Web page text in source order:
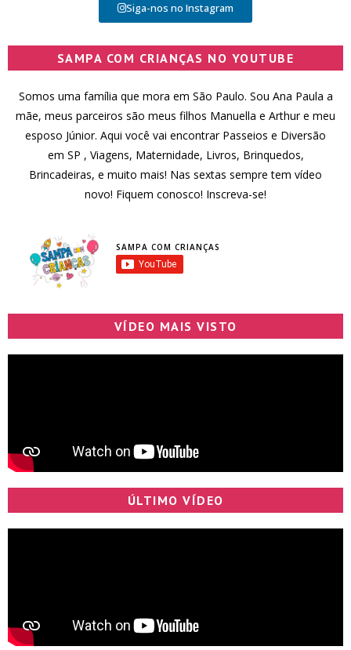
Siga-nos no Instagram
SAMPA COM CRIANÇAS NO YOUTUBE
Somos uma família que mora em São Paulo. Sou Ana Paula a
mãe, meus parceiros são meus filhos Manuella e Arthur e meu
esposo Júnior. Aqui você vai encontrar Passeios e Diversão
em SP , Viagens, Maternidade, Livros, Brinquedos,
Brincadeiras, e muito mais! Nas sextas sempre tem vídeo
novo! Fiquem conosco! Inscreva-se!
SAMPA COM CRIANÇAS
VÍDEO MAIS VISTO
ÚLTIMO VÍDEO